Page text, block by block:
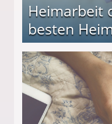
Heimarbeit
besten